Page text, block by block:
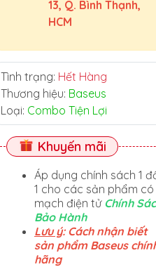
13, Q. Bình Thạnh,
HCM
Tình trạng: Hết Hàng
Thương hiệu: Baseus
Loại: Combo Tiện Lợi
Khuyến mãi
Áp dụng chính sách 1
1 cho các sản phẩm có
mạch điện tử Chính
Bảo Hành
Lưu ý: Cách nhận biết
sản phẩm Baseus
hãng